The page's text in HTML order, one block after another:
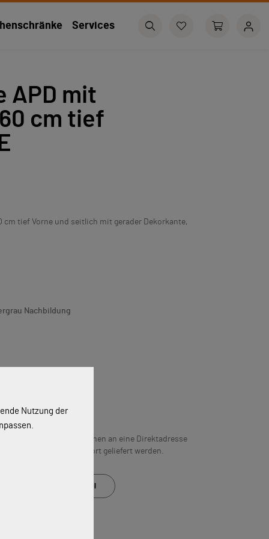
Nutzung der
Services
APD mit
cm tief
tief Vorne und seitlich mit gerader Dekorkante,
Nachbildung
5 Werktagen. Artikel können an eine Direktadresse
gewählten Abholort geliefert werden.